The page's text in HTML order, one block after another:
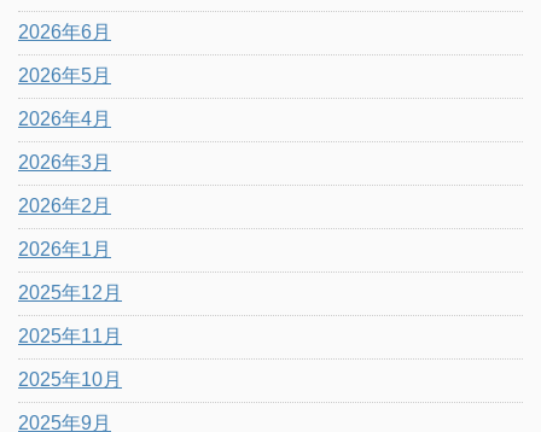
2026年6月
2026年5月
2026年4月
2026年3月
2026年2月
2026年1月
2025年12月
2025年11月
2025年10月
2025年9月